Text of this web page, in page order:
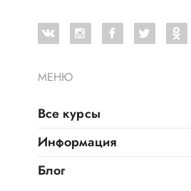
МЕНЮ
Все курсы
Информация
Блог